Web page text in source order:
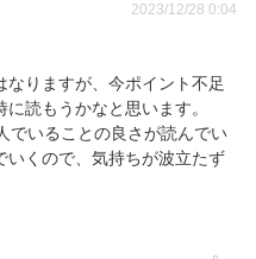
2023/12/28 0:04
りますが、今ポイント不足
読もうかなと思います。
でいることの良さが読んでい
いくので、気持ちが波立たず